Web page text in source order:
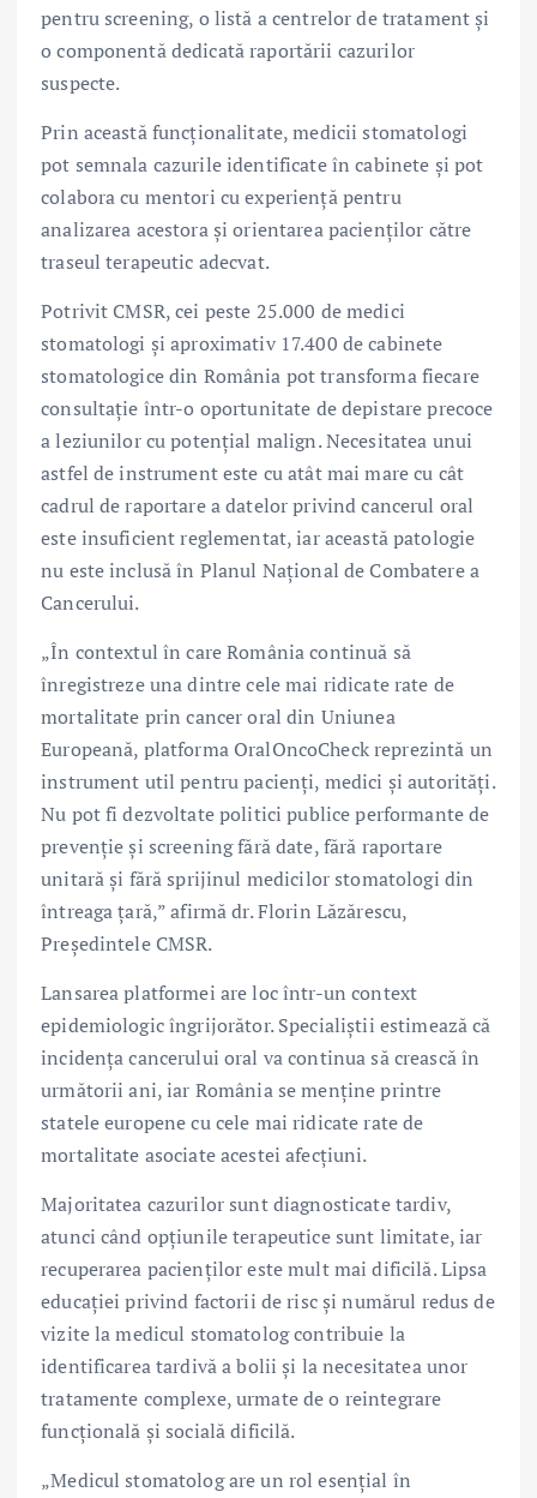
pentru screening, o listă a centrelor de tratament și
o componentă dedicată raportării cazurilor
suspecte.
Prin această funcționalitate, medicii stomatologi
pot semnala cazurile identificate în cabinete și pot
colabora cu mentori cu experiență pentru
analizarea acestora și orientarea pacienților către
traseul terapeutic adecvat.
Potrivit CMSR, cei peste 25.000 de medici
stomatologi și aproximativ 17.400 de cabinete
stomatologice din România pot transforma fiecare
consultație într-o oportunitate de depistare precoce
a leziunilor cu potențial malign. Necesitatea unui
astfel de instrument este cu atât mai mare cu cât
cadrul de raportare a datelor privind cancerul oral
este insuficient reglementat, iar această patologie
nu este inclusă în Planul Național de Combatere a
Cancerului.
„În contextul în care România continuă să
înregistreze una dintre cele mai ridicate rate de
mortalitate prin cancer oral din Uniunea
Europeană, platforma OralOncoCheck reprezintă un
instrument util pentru pacienți, medici și autorități.
Nu pot fi dezvoltate politici publice performante de
prevenție și screening fără date, fără raportare
unitară și fără sprijinul medicilor stomatologi din
întreaga țară,” afirmă dr. Florin Lăzărescu,
Președintele CMSR.
Lansarea platformei are loc într-un context
epidemiologic îngrijorător. Specialiștii estimează că
incidența cancerului oral va continua să crească în
următorii ani, iar România se menține printre
statele europene cu cele mai ridicate rate de
mortalitate asociate acestei afecțiuni.
Majoritatea cazurilor sunt diagnosticate tardiv,
atunci când opțiunile terapeutice sunt limitate, iar
recuperarea pacienților este mult mai dificilă. Lipsa
educației privind factorii de risc și numărul redus de
vizite la medicul stomatolog contribuie la
identificarea tardivă a bolii și la necesitatea unor
tratamente complexe, urmate de o reintegrare
funcțională și socială dificilă.
„Medicul stomatolog are un rol esențial în